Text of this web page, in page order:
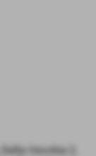
Vecchia 2,